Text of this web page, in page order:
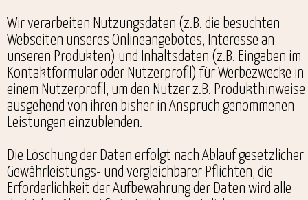
Wir verarbeiten Nutzungsdaten (z.B. die besuchten
Webseiten unseres Onlineangebotes, Interesse an
unseren Produkten) und Inhaltsdaten (z.B. Eingaben im
Kontaktformular oder Nutzerprofil) für Werbezwecke in
einem Nutzerprofil, um den Nutzer z.B. Produkthinweise
ausgehend von ihren bisher in Anspruch genommenen
Leistungen einzublenden.
Die Löschung der Daten erfolgt nach Ablauf gesetzlicher
Gewährleistungs- und vergleichbarer Pflichten, die
Erforderlichkeit der Aufbewahrung der Daten wird alle